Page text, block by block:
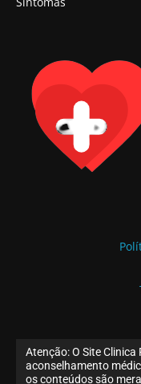
Atenção: O Site
aconselhamento
os conteúdos são